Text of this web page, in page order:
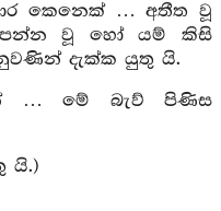
කෙනෙක් … අතීත වූ
වූ හෝ යම් කිසි
දැක්ක යුතු යි.
… මේ බැව් පිණිස
යි.)